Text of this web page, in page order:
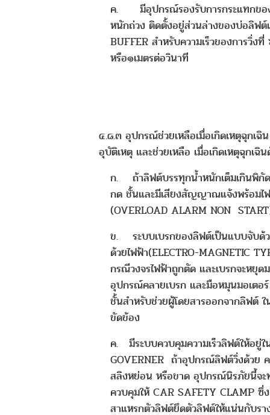
ค. มีอุปกรณ์รองรับการกระแทกของ
หนักถ่วง ติดตั้งอยู่ส่วนล่างของบ่อลิฟต์
BUFFER สำหรับความเร็วของการวิ่ง
หรือ๑เมตรต่อวินาที
๔.๘.๓ อุปกรณ์ช่วยเหลือเมื่อเกิดเหตุฉุกเ
อุบัติเหตุ และช่วยเหลือ เมื่อเกิดเหตุฉุกเฉิ
ก. ถ้าลิฟต์บรรทุกน้ำหนักเต็มเกินพิกัด
กด ชั้นและมีเสียงสัญญาณแจ้งพร้อมไ
(OVERLOAD ALARM NON
ข. ระบบเบรกของลิฟต์เป็นแบบจับด้
ด้วยไฟฟ้า(ELECTRO-MAGNETIC
กรณีวงจรไฟฟ้าถูกตัด และเบรกจะหยุด
อุปกรณ์คลายเบรก และมือหมุนมอเตอ
ชั้นสำหรับช่วยผู้โดยสารออกจากลิฟต์
ขัดข้อง
ค. มีระบบควบคุมความเร็วลิฟต์ให้อยู่ใ
GOVERNER ถ้าอุปกรณ์ลิฟต์วิ่งด้วย
สลิงหย่อน หรือขาด อุปกรณ์นิรภัยนี้จ
ควบคุมให้ CAR SAFETY CLAMP ซึ่
สาแหรกตัวลิฟต์ยึดตัวลิฟต์ให้แน่นกับรา